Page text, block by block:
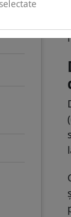
selectate